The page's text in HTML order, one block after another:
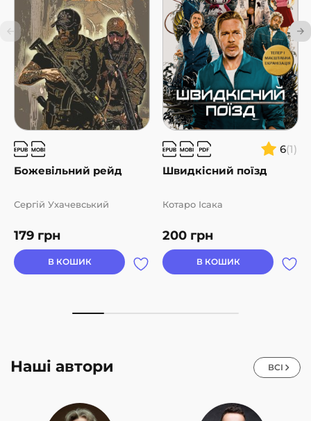
Божевільний рейд
179 грн
Сергій Ухачевський
В КОШИК
6(1)
Швидкісний поїзд
200 грн
Котаро Ісака
В КОШИК
Наші автори ВСІ